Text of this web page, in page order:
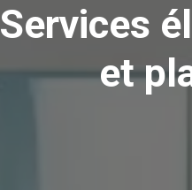
Services
et